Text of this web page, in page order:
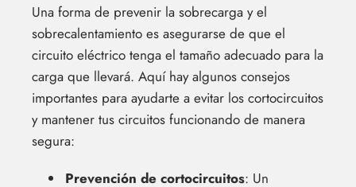
Una forma de prevenir la sobrecarga y el
sobrecalentamiento es asegurarse de que el
circuito eléctrico tenga el tamaño adecuado para la
carga que llevará. Aquí hay algunos consejos
importantes para ayudarte a evitar los cortocircuitos
y mantener tus circuitos funcionando de manera
segura:
Prevención de cortocircuitos: Un